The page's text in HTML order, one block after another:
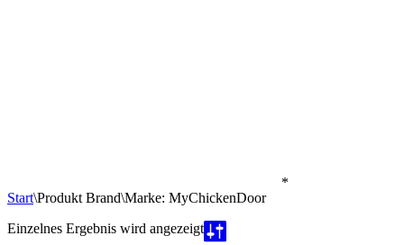
*
Start\Produkt Brand\Marke: MyChickenDoor
Einzelnes Ergebnis wird angezeigt